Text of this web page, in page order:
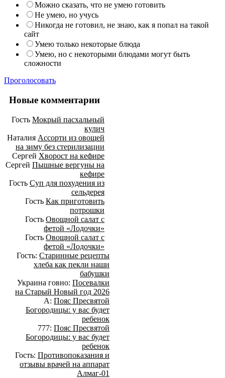
Можно сказать, что не умею готовить
Не умею, но учусь
Никогда не готовил, не знаю, как я попал на такой
сайт
Умею только некоторые блюда
Умею, но с некоторыми блюдами могут быть
сложности
Проголосовать
Новые комментарии
Гость Мокрый пасхальный
кулич
Наталия Ассорти из овощей
на зиму без стерилизации
Сергей Хворост на кефире
Сергей Пышные вергуны на
кефире
Гость Суп для похудения из
сельдерея
Гость Как приготовить
потрошки
Гость Овощной салат с
фетой «Лодочки»
Гость Овощной салат с
фетой «Лодочки»
Гость: Старинные рецепты
хлеба как пекли наши
бабушки
Украина говно: Посевалки
на Старый Новый год 2026
А: Пояс Пресвятой
Богородицы: у вас будет
ребенок
777: Пояс Пресвятой
Богородицы: у вас будет
ребенок
Гость: Противопоказания и
отзывы врачей на аппарат
Алмаг-01